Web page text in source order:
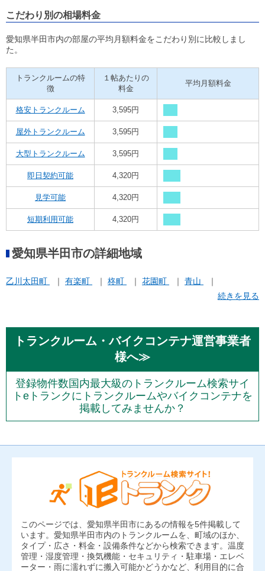
こだわり別の相場料金
愛知県半田市内の部屋の平均月額料金をこだわり別に比較しまし
た。
トランクルームの特
徴
１帖あたりの
料金
平均月額料金
格安トランクルーム 3,595円
屋外トランクルーム 3,595円
大型トランクルーム 3,595円
即日契約可能 4,320円
見学可能 4,320円
短期利用可能 4,320円
愛知県半田市の詳細地域
乙川太田町 有楽町 柊町 花園町
青山
続きを見る
トランクルーム・バイクコンテナ運営事業者
様へ≫
登録物件数国内最大級のトランクルーム検索サイ
トeトランクにトランクルームやバイクコンテナを
掲載してみませんか？
このページでは、愛知県半田市にあるの情報を5件掲載して
います。愛知県半田市内のトランクルームを、町域のほか、
タイプ・広さ・料金・設備条件などから検索できます。温度
管理・湿度管理・換気機能・セキュリティ・駐車場・エレベ
ーター・雨に濡れずに搬入可能かどうかなど、利用目的に合